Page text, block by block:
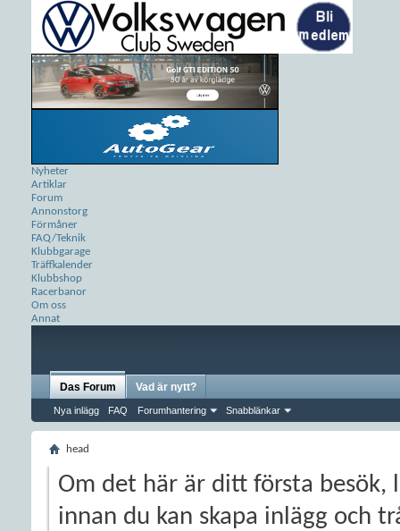
Nyheter
Artiklar
Forum
Annonstorg
Förmåner
FAQ/Teknik
Klubbgarage
Träffkalender
Klubbshop
Racerbanor
Om oss
Annat
Das Forum
Nya inlägg FAQ Forumhantering Snabblänkar
Vad är nytt?
head
Om det här är ditt första besök,
innan du kan skapa inlägg och